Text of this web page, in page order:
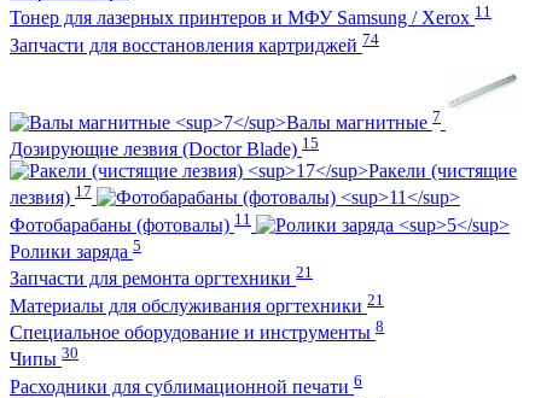
Тонер для лазерных принтеров и МФУ Samsung / Xerox 11
Запчасти для восстановления картриджей 74
Валы магнитные 7
Дозирующие лезвия (Doctor Blade) 15
Ракели (чистящие
лезвия) 17
Фотобарабаны (фотовалы) 11
Ролики заряда 5
Запчасти для ремонта оргтехники 21
Материалы для обслуживания оргтехники 21
Специальное оборудование и инструменты 8
Чипы 30
Расходники для сублимационной печати 6